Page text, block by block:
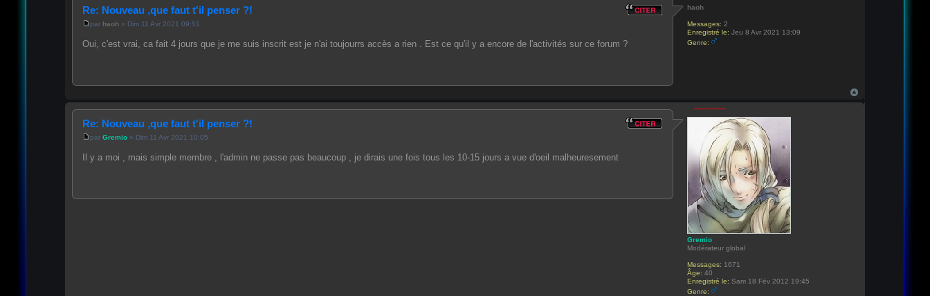
Re: Nouveau ,que faut t'il penser ?!
par haoh » Dim 11 Avr 2021 09:51
Oui, c'est vrai, ca fait 4 jours que je me suis inscrit est je n'ai toujourrs accès a rien . Est ce qu'il y a encore de l'activités sur ce forum ?
haoh
Messages: 2
Enregistré le: Jeu 8 Avr 2021 13:09
Genre:
Re: Nouveau ,que faut t'il penser ?!
par Gremio» Dim 11 Avr 2021 10:05
Il y a moi , mais simple membre , l'admin ne passe pas beaucoup , je dirais une fois tous les 10-15 jours a vue d'oeil malheuresement
Gremio
Modérateur global
Messages: 1671
Âge: 40
Enregistré le: Sam 18 Fév 2012 19:45
Genre: